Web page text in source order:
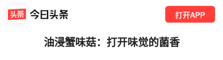
打开APP
油浸蟹味菇：打开味觉的菌香